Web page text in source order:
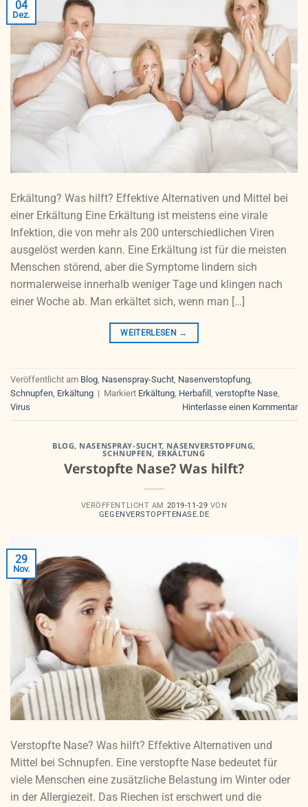
04
Dez.
Erkältung? Was hilft? Effektive Alternativen und Mittel bei
einer Erkältung Eine Erkältung ist meistens eine virale
Infektion, die von mehr als 200 unterschiedlichen Viren
ausgelöst werden kann. Eine Erkältung ist für die meisten
Menschen störend, aber die Symptome lindern sich
normalerweise innerhalb weniger Tage und klingen nach
einer Woche ab. Man erkältet sich, wenn man […]
WEITERLESEN →
Veröffentlicht am Blog, Nasenspray-Sucht, Nasenverstopfung,
Schnupfen, Erkältung | Markiert Erkältung, Herbafill , verstopfte Nase,
Virus
Hinterlasse einen Kommentar
BLOG, NASENSPRAY-SUCHT, NASENVERSTOPFUNG,
SCHNUPFEN, ERKÄLTUNG
Verstopfte Nase? Was hilft?
VERÖFFENTLICHT AM 2019-11-29 VON
GEGENVERSTOPFTENASE.DE
29
Nov.
Verstopfte Nase? Was hilft? Effektive Alternativen und
Mittel bei Schnupfen. Eine verstopfte Nase bedeutet für
viele Menschen eine zusätzliche Belastung im Winter oder
in der Allergiezeit. Das Riechen ist erschwert und die